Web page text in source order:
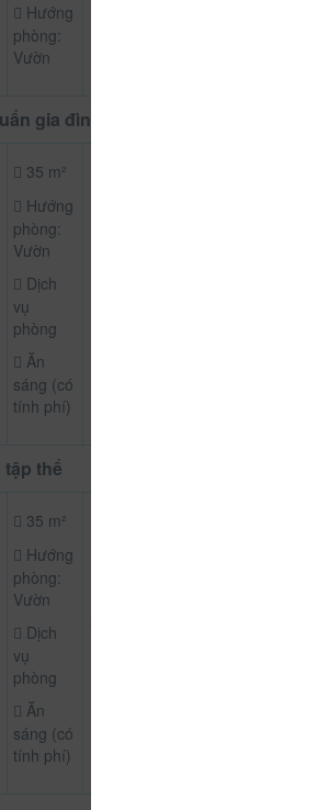
Hướng
phòng:
Vườn
gia đình
35 m²
Hướng
phòng:
Vườn
Dịch
vụ
phòng
Ăn
sáng (có
tính phí)
thể
35 m²
Hướng
phòng:
Vườn
Dịch
vụ
phòng
Ăn
sáng (có
tính phí)
1.000.000